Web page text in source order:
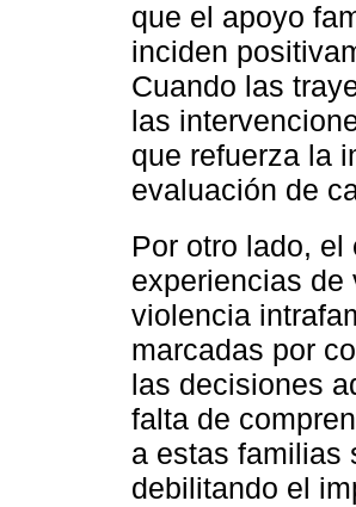
que el apoyo
inciden
Cuando las
las
que refuerza la
evaluación de
Por otro lado, el
experiencias
violencia
marcadas por
las decisiones
falta de
a estas familias
debilitando el